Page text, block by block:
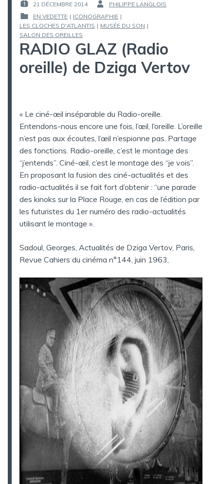
PUBLIÉ
LE :
21 DÉCEMBRE 2014
PAR :
PHILIPPE LANGLOIS
PUBLIÉ
DANS
EN VEDETTE | ICONOGRAPHIE |
LES CLOCHES D'ATLANTIS | MUSÉE DU SON |
SALON DES OREILLES
RADIO GLAZ (Radio
oreille) de Dziga Vertov
« Le ciné-œil inséparable du Radio-oreille.
Entendons-nous encore une fois, l’œil, l’oreille. L’oreille
n’est pas aux écoutes, l’œil n’espionne pas. Partage
des fonctions. Radio-oreille, c’est le montage des
“j’entends”. Ciné-œil, c’est le montage des “je vois”.
En proposant la fusion des ciné-actualités et des
radio-actualités il se fait fort d’obtenir : “une parade
des kinoks sur la Place Rouge, en cas de l’édition par
les futuristes du 1er numéro des radio-actualités
utilisant le montage ».
Sadoul, Georges, Actualités de Dziga Vertov, Paris,
Revue Cahiers du cinéma n°144, juin 1963,